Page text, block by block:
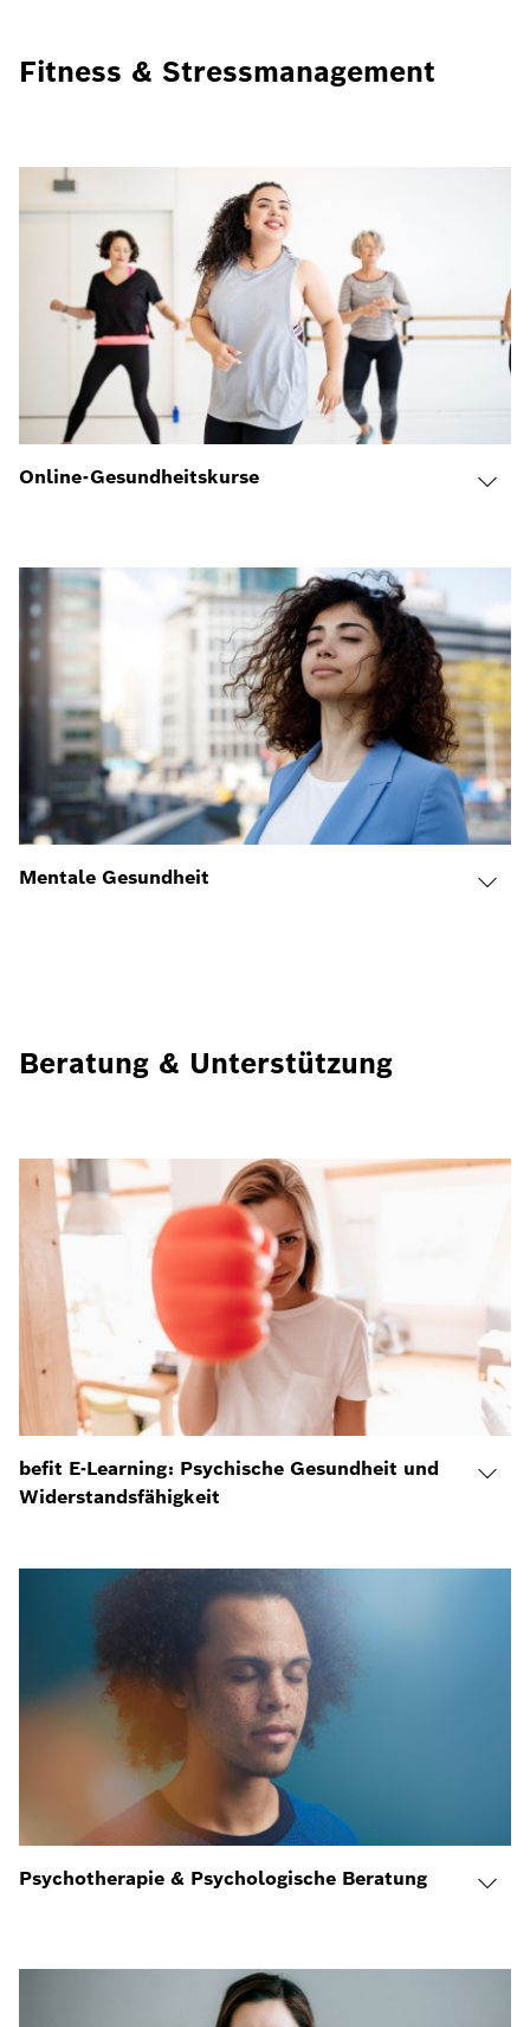
Fitness & Stressmanagement
Online-Gesundheitskurse
Mentale Gesundheit
Beratung & Unterstützung
befit E-Learning: Psychische Gesundheit und
Widerstandsfähigkeit
Psychotherapie & Psychologische Beratung